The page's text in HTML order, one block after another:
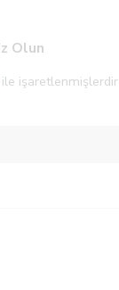
Olun
ile işaretlenmişlerdir